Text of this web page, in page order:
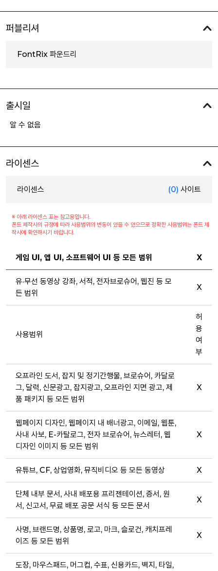
퍼블리셔
FontRix 파운드리
출시일
알 수 없음
라이센스
라이센스 (0) 사이트
※ 아래 라이센스 표는 참고용입니다.
폰트 제작사의 규정에 따라 사용범위의 변동이 있을 수 있으므로 정확한 사용범위는 폰트 제
작사에 확인하시기 바랍니다.
게임 UI, 앱 UI, 소프트웨어 UI 등 모든 범위 X
유·무선 동영상 강좌, 서적, 전자브로슈어, 웹진 등 모
든 범위
X
사용범위
허
용
여
부
오프라인 도서, 잡지 및 정기간행물, 브로슈어, 카달로
그, 달력, 신문광고, 잡지광고, 오프라인 지면 광고, 제
품 패키지 등 모든 범위
X
웹페이지 디자인, 웹페이지 내 배너광고, 이메일, 웹툰,
사내 사보, E-카탈로그, 전자 브로슈어, 뉴스레터, 웹
디자인 이미지 등 모든 범위
X
유튜브, CF, 상업영화, 뮤직비디오 등 모든 동영상 X
단체 내부 문서, 사내 배포용 프리젠테이션, 증서, 원
서, 신고서, 무료 배포 공문 서식 등 모든 문서
X
사명, 브랜드명, 상품명, 로고, 마크, 슬로건, 캐치프레
이즈 등 모든 범위
X
도장, 마우스패드, 머그컵, 수표, 신용카드, 벽지, 타일,